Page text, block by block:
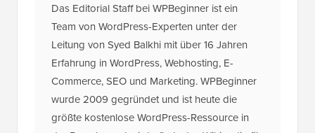
Das Editorial Staff bei WPBeginner ist ein
Team von WordPress-Experten unter der
Leitung von Syed Balkhi mit über 16 Jahren
Erfahrung in WordPress, Webhosting, E-
Commerce, SEO und Marketing. WPBeginner
wurde 2009 gegründet und ist heute die
größte kostenlose WordPress-Ressource in